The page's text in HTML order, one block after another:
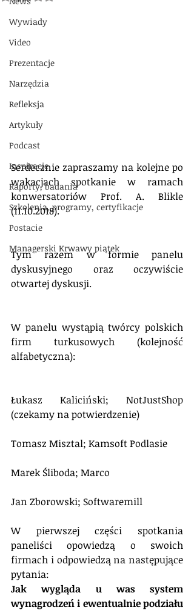
Wywiady
Video
Prezentacje
Narzędzia
Refleksja
Artykuły
Podcast
Inspiracje
Raporty, badania
Szkolenia, programy, certyfikacje
Postacie
Managerski Krwawy piątek
Serdecznie zapraszamy na kolejne po
wakacjach spotkanie w ramach
konwersatoriów Prof. A. Blikle
(11.10.2018).
Tym razem w formie panelu
dyskusyjnego oraz oczywiście
otwartej dyskusji.
W panelu wystąpią twórcy polskich
firm turkusowych (kolejność
alfabetyczna):
Łukasz Kaliciński; NotJustShop
(czekamy na potwierdzenie)
Tomasz Misztal; Kamsoft Podlasie
Marek Śliboda; Marco
Jan Zborowski; Softwaremill
W pierwszej części spotkania
paneliści opowiedzą o swoich
firmach i odpowiedzą na następujące
pytania:
Jak wygląda u was system
wynagrodzeń i ewentualnie podziału